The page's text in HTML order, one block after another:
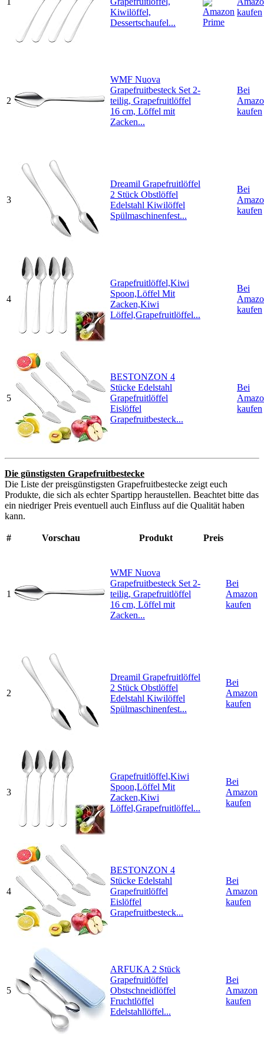
Kiwilöffel,
Dessertschaufel...
kaufen
2
WMF Nuova
Grapefruitbesteck Set 2-
teilig, Grapefruitlöffel
16 cm, Löffel mit
Zacken...
Bei
kaufen
3
Dreamil Grapefruitlöffel
2 Stück Obstlöffel
Edelstahl Kiwilöffel
Spülmaschinenfest...
Bei
kaufen
4
Grapefruitlöffel,Kiwi
Spoon,Löffel Mit
Zacken,Kiwi
Löffel,Grapefruitlöffel...
Bei
kaufen
5
BESTONZON 4
Stücke Edelstahl
Grapefruitlöffel
Eislöffel
Grapefruitbesteck...
Bei
kaufen
Die günstigsten Grapefruitbestecke
Die Liste der preisgünstigsten Grapefruitbestecke zeigt euch
Produkte, die sich als echter Spartipp heraustellen. Beachtet bitte das
ein niedriger Preis eventuell auch Einfluss auf die Qualität haben
kann.
# Vorschau Produkt Preis
1
WMF Nuova
Grapefruitbesteck Set 2-
teilig, Grapefruitlöffel
16 cm, Löffel mit
Zacken...
Bei
Amazon
kaufen
2
Dreamil Grapefruitlöffel
2 Stück Obstlöffel
Edelstahl Kiwilöffel
Spülmaschinenfest...
Bei
Amazon
kaufen
3
Grapefruitlöffel,Kiwi
Spoon,Löffel Mit
Zacken,Kiwi
Löffel,Grapefruitlöffel...
Bei
Amazon
kaufen
4
BESTONZON 4
Stücke Edelstahl
Grapefruitlöffel
Eislöffel
Grapefruitbesteck...
Bei
Amazon
kaufen
5
ARFUKA 2 Stück
Grapefruitlöffel
Obstschneidlöffel
Fruchtlöffel
Edelstahllöffel...
Bei
Amazon
kaufen